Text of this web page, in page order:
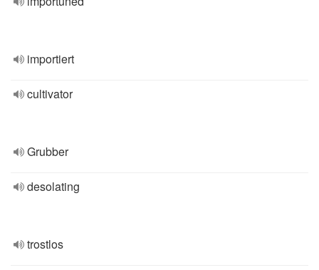
importiert
cultivator
Grubber
desolating
trostlos